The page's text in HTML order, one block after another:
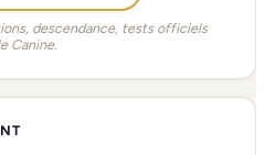
descendance, tests officiels
Canine.